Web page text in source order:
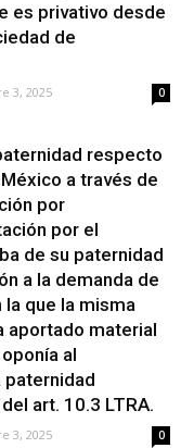
es privativo desde
de
3, 2025 0
respecto
a través de
por
por el
de su paternidad
a la demanda de
que la misma
aportado material
al
art. 10.3 LTRA.
3, 2025 0